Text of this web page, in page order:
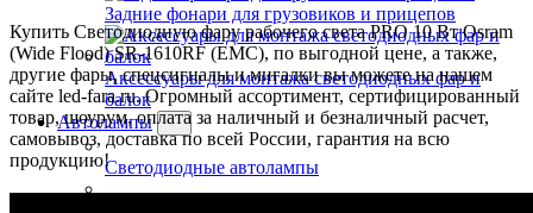
Задние фонари для грузовиков и прицепов
Аксессуары для монтажа светодиодных фар и
балок
Автолампы
Светодиодные автолампы
Купить Светодиодную фару рабочего света PRO 10 Вт Osram
(Wide Flood) SR-1610RF (EMC), по выгодной цене, а также,
другие фары, спецсигналы и мигалки вы можете на нашем
сайте led-fara.ru. Огромный ассортимент, сертифицированный
товар, шоурум, оплата за наличный и безналичный расчет,
самовывоз, доставка по всей России, гарантия на всю
продукцию!